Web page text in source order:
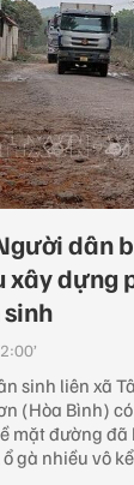
dân
xây dựng
sinh liên xã
(Hòa Bình)
mặt đường
gà nhiều vô